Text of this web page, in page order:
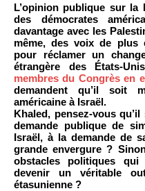
L’opinion publique sur la
des démocrates
davantage avec les
même, des voix de plus
pour réclamer un
étrangère des États-
membres du Congrès en
demandent qu’il soit
américaine à Israël.
Khaled, pensez-vous
demande publique de
Israël, à la demande de
grande envergure ?
obstacles politiques
devenir un véritable
étasunienne ?